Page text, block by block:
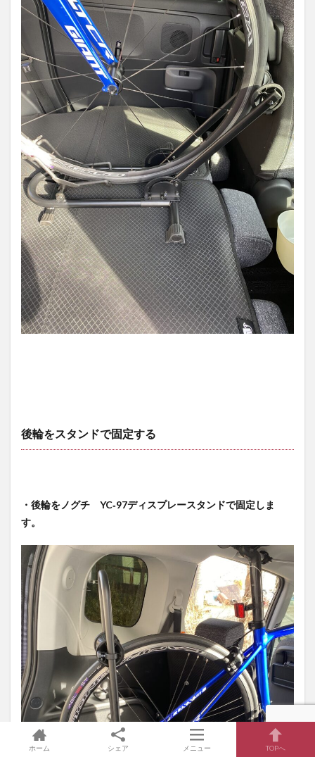
後輪をスタンドで固定する
・後輪をノグチ YC‐97ディスプレースタンドで固定しま
す。
ホーム シェア メニュー TOPへ